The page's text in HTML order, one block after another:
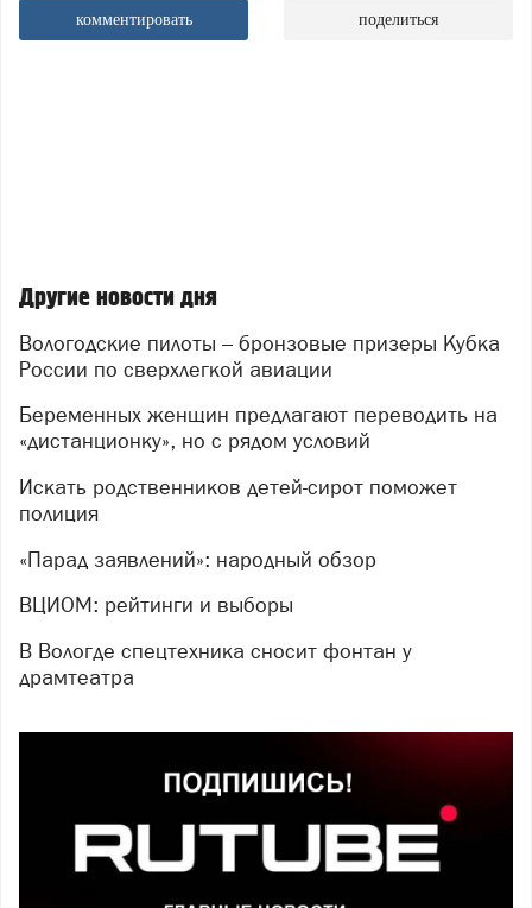
комментировать поделиться
Другие новости дня
Вологодские пилоты – бронзовые призеры Кубка
России по сверхлегкой авиации
Беременных женщин предлагают переводить на
«дистанционку», но с рядом условий
Искать родственников детей-сирот поможет
полиция
«Парад заявлений»: народный обзор
ВЦИОМ: рейтинги и выборы
В Вологде спецтехника сносит фонтан у
драмтеатра